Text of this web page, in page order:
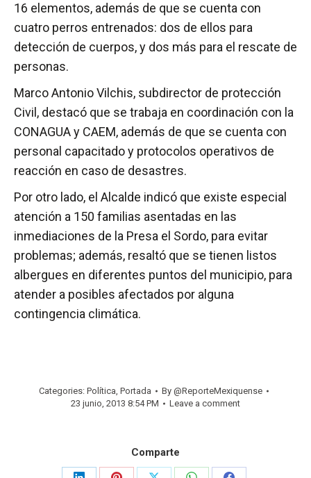
16 elementos, además de que se cuenta con
cuatro perros entrenados: dos de ellos para
detección de cuerpos, y dos más para el rescate de
personas.
Marco Antonio Vilchis, subdirector de protección
Civil, destacó que se trabaja en coordinación con la
CONAGUA y CAEM, además de que se cuenta con
personal capacitado y protocolos operativos de
reacción en caso de desastres.
Por otro lado, el Alcalde indicó que existe especial
atención a 150 familias asentadas en las
inmediaciones de la Presa el Sordo, para evitar
problemas; además, resaltó que se tienen listos
albergues en diferentes puntos del municipio, para
atender a posibles afectados por alguna
contingencia climática.
Categories: Política, Portada By @ReporteMexiquense
23 junio, 2013 8:54 PM
Leave a comment
Comparte